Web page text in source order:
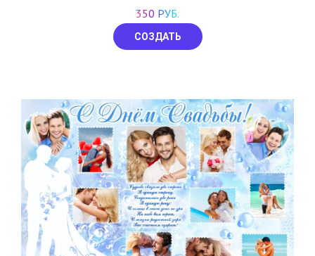
350 РУБ.
СОЗДАТЬ